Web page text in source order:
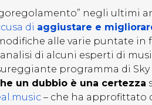
negli ultimi
di aggiustare e
alle varie puntate in
di alcuni esperti di
programma di
un dubbio è una certezza
– che ha approfittato